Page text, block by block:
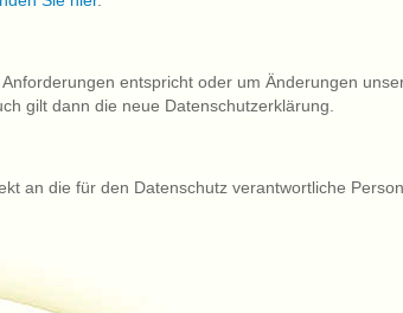
entspricht oder um Änderungen
gilt dann die neue Datenschutzerklärung.
an die für den Datenschutz verantwortliche